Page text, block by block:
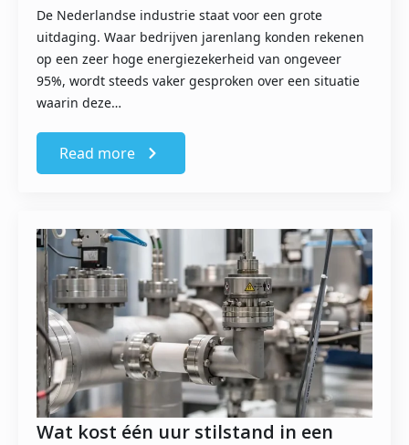
De Nederlandse industrie staat voor een grote
uitdaging. Waar bedrijven jarenlang konden rekenen
op een zeer hoge energiezekerheid van ongeveer
95%, wordt steeds vaker gesproken over een situatie
waarin deze…
Read more
Wat kost één uur stilstand in een